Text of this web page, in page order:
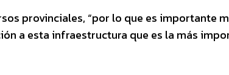
provinciales, “por lo que es importante
a esta infraestructura que es la más